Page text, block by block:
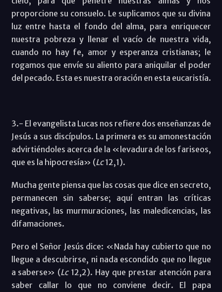
proporcione su consuelo. Le suplicamos que su divina
luz entre hasta el fondo del alma, para enriquecer
nuestra pobreza y llenar el vacío de nuestra vida,
cuando no hay fe, amor y esperanza cristianas; le
rogamos que envíe su aliento para aniquilar el poder
del pecado. Esta es nuestra oración en esta eucaristía.
3.- El evangelista Lucas nos refiere dos enseñanzas de
Jesús a sus discípulos. La primera es su amonestación
advirtiéndoles acerca de la «levadura de los fariseos,
que es la hipocresía» (Lc12,1).
Mucha gente piensa que las cosas que dice en secreto,
permanecen sin saberse; aquí entran las críticas
negativas, las murmuraciones, las maledicencias, las
difamaciones.
Pero el Señor Jesús dice: «Nada hay cubierto que no
llegue a descubrirse, ni nada escondido que no llegue
a saberse» (Lc12,2). Hay que prestar atención para
saber callar lo que no conviene decir. El papa